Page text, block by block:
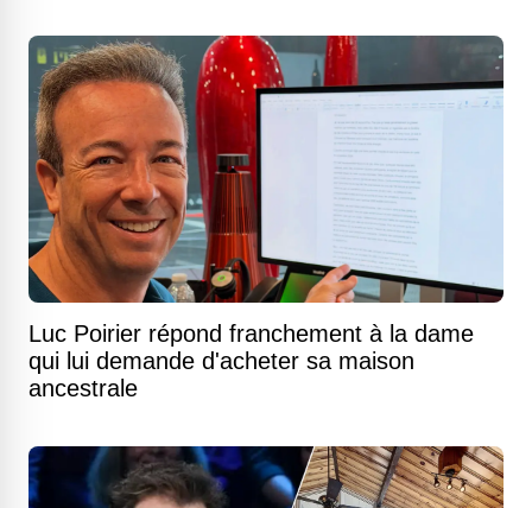
Luc Poirier répond franchement à la dame
qui lui demande d'acheter sa maison
ancestrale